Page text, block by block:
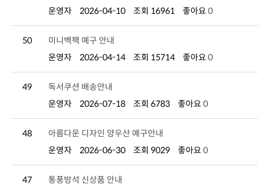
운영자
2026-04-10 조회 16961 좋아요 0
50
미니백팩 예구 안내
운영자
2026-04-14 조회 15714 좋아요 0
49
독서쿠션 배송안내
운영자
2026-07-18 조회 6783 좋아요 0
48
아름다운 디자인 양우산 예구안내
운영자
2026-06-30 조회 9029 좋아요 0
47
통풍방석 신상품 안내